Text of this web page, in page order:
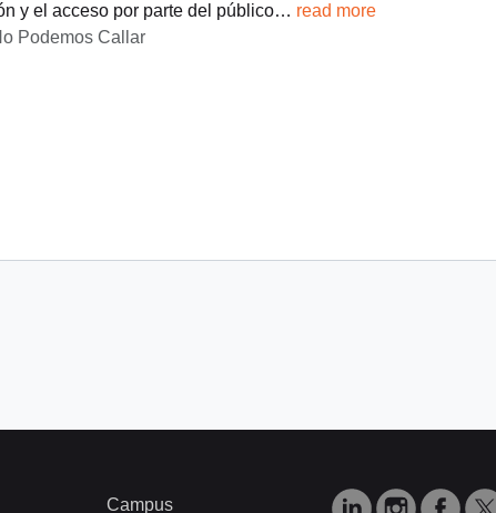
y el acceso por parte del público… read more
Podemos Callar
Campus